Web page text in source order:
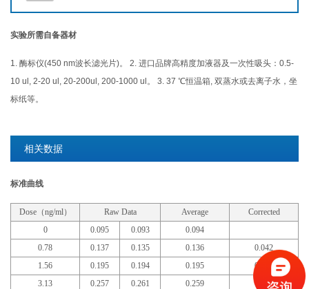
实验所需自备器材
1. 酶标仪(450 nm波长滤光片)。 2. 进口品牌高精度加液器及一次性吸头：0.5-
10 ul, 2-20 ul, 20-200ul, 200-1000 ul。 3. 37 ℃恒温箱, 双蒸水或去离子水，坐
标纸等。
相关数据
标准曲线
Dose（ng/ml） Raw Data Average
Corrected
0
0.095 0.093
0.094
0.78
0.137 0.135 0.136
0.042
1.56
0.195 0.194 0.195
0.101
3.13
0.257 0.261 0.259
0.165